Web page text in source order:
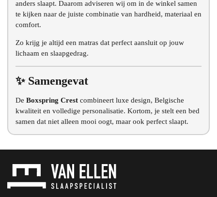
anders slaapt. Daarom adviseren wij om in de winkel samen
te kijken naar de juiste combinatie van hardheid, materiaal en
comfort.
Zo krijg je altijd een matras dat perfect aansluit op jouw
lichaam en slaapgedrag.
✨ Samengevat
De Boxspring Crest combineert luxe design, Belgische
kwaliteit en volledige personalisatie. Kortom, je stelt een bed
samen dat niet alleen mooi oogt, maar ook perfect slaapt.